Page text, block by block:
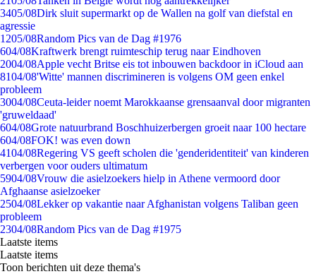
3405/08Dirk sluit supermarkt op de Wallen na golf van diefstal en
agressie
1205/08Random Pics van de Dag #1976
604/08Kraftwerk brengt ruimteschip terug naar Eindhoven
2004/08Apple vecht Britse eis tot inbouwen backdoor in iCloud aan
8104/08'Witte' mannen discrimineren is volgens OM geen enkel
probleem
3004/08Ceuta-leider noemt Marokkaanse grensaanval door migranten
'gruweldaad'
604/08Grote natuurbrand Boschhuizerbergen groeit naar 100 hectare
604/08FOK! was even down
4104/08Regering VS geeft scholen die 'genderidentiteit' van kinderen
verbergen voor ouders ultimatum
5904/08Vrouw die asielzoekers hielp in Athene vermoord door
Afghaanse asielzoeker
2504/08Lekker op vakantie naar Afghanistan volgens Taliban geen
probleem
2304/08Random Pics van de Dag #1975
Laatste items
Laatste items
Toon berichten uit deze thema's